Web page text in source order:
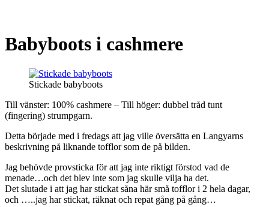
Babyboots i cashmere
Stickade babyboots
Till vänster: 100% cashmere – Till höger: dubbel tråd tunt
(fingering) strumpgarn.
Detta började med i fredags att jag ville översätta en Langyarns
beskrivning på liknande tofflor som de på bilden.
Jag behövde provsticka för att jag inte riktigt förstod vad de
menade…och det blev inte som jag skulle vilja ha det.
Det slutade i att jag har stickat såna här små tofflor i 2 hela dagar,
och …..jag har stickat, räknat och repat gång på gång…